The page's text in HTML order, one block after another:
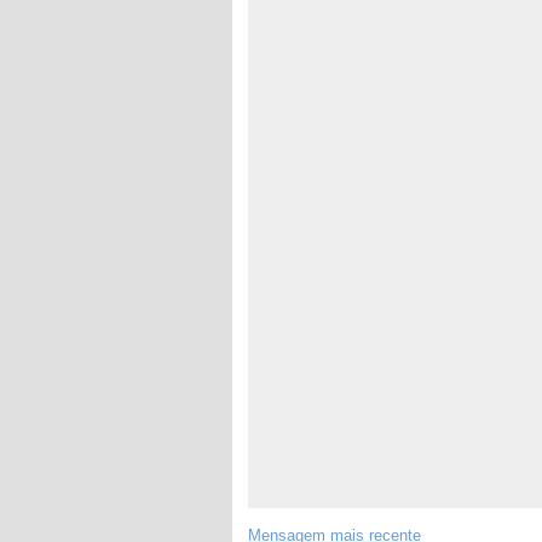
Mensagem mais recente